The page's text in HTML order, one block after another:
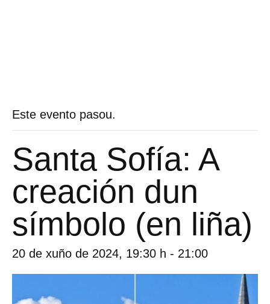
Este evento pasou.
Santa Sofía: A
creación dun
símbolo (en liña)
20 de xuño de 2024, 19:30 h - 21:00